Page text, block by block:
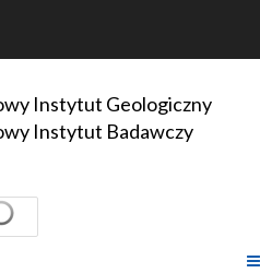
Instytut Geologiczny
Instytut Badawczy